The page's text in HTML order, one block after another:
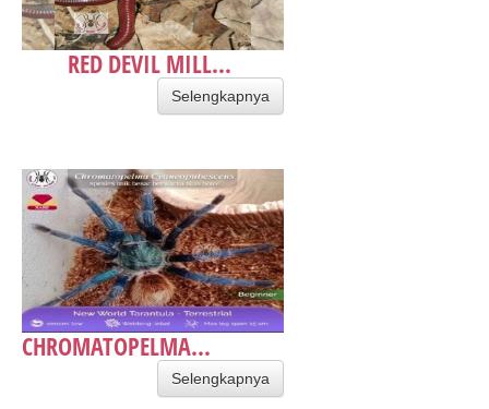
RED DEVIL MILL...
Selengkapnya
CHROMATOPELMA...
Selengkapnya